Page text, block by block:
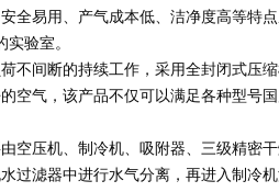
全易用、产气成本低、洁净度高等特
验室。
间断的持续工作，采用全封闭式压缩
空气，该产品不仅可以满足各种型号
空压机、制冷机、吸附器、三级精密
过滤器中进行水气分离，再进入制冷